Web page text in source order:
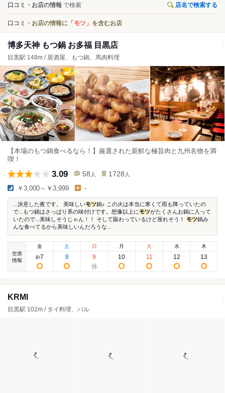
口コミ・お店の情報 で検索 店名で検索する
口コミ・お店の情報に 「モツ」 を含むお店
博多天神 もつ鍋 お多福 目黒店
目黒駅 148m / 居酒屋、もつ鍋、馬肉料理
【本場のもつ鍋食べるなら！】厳選された新鮮な極旨肉と九州名物を満
喫！
3.09 58 人 1728 人
￥3,000～￥3,999 -
...決意した夜です。 美味しいモツ鍋♪ この火は本当に寒くて雨も降っていたの
で...もつ鍋はさっぱり系の味付けです。想像以上にモツがたくさんお鍋に入って
いたので...美味しそうじゃん！！ そして賑わっているけど座れそう！ モツ鍋み
んな食べてるから美味しいんだろうな...
空席
情報
金
8/7
土
8
日
9
月
10
火
11
水
12
木
13
KRMI
目黒駅 102m / タイ料理、バル